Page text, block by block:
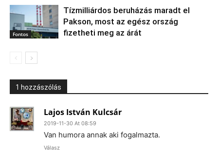
Fontos
Tízmilliárdos beruházás maradt el
Pakson, most az egész ország
fizetheti meg az árát
1 hozzászólás
Lajos István Kulcsár
2019-11-30 At 08:59
Van humora annak aki fogalmazta.
Válasz